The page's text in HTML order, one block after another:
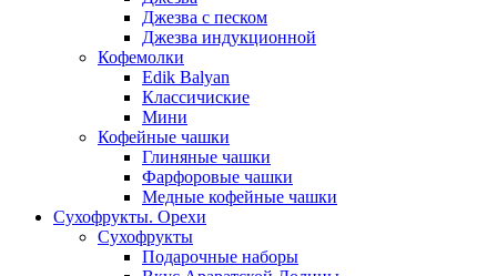
Джезва с песком
Джезва индукционной
Кофемолки
Edik Balyan
Классичиские
Мини
Кофейные чашки
Глиняные чашки
Фарфоровые чашки
Медные кофейные чашки
Сухофрукты. Орехи
Сухофрукты
Подарочные наборы